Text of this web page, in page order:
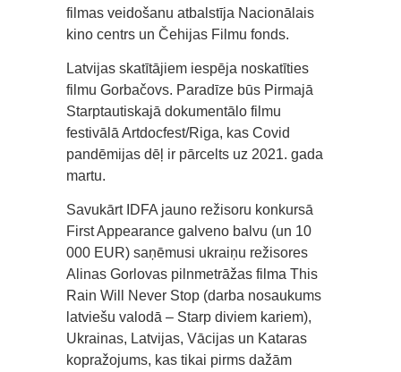
filmas veidošanu atbalstīja Nacionālais
kino centrs un Čehijas Filmu fonds.
Latvijas skatītājiem iespēja noskatīties
filmu Gorbačovs. Paradīze būs Pirmajā
Starptautiskajā dokumentālo filmu
festivālā Artdocfest/Riga, kas Covid
pandēmijas dēļ ir pārcelts uz 2021. gada
martu.
Savukārt IDFA jauno režisoru konkursā
First Appearance galveno balvu (un 10
000 EUR) saņēmusi ukraiņu režisores
Alinas Gorlovas pilnmetrāžas filma This
Rain Will Never Stop (darba nosaukums
latviešu valodā – Starp diviem kariem),
Ukrainas, Latvijas, Vācijas un Kataras
kopražojums, kas tikai pirms dažām